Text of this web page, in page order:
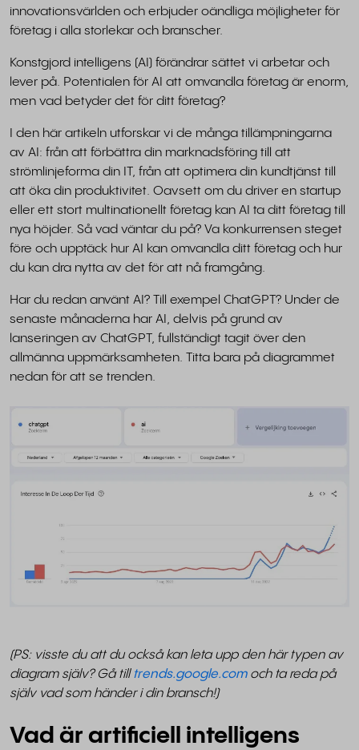
innovationsvärlden och erbjuder oändliga möjligheter för
företag i alla storlekar och branscher.
Konstgjord intelligens (AI) förändrar sättet vi arbetar och
lever på. Potentialen för AI att omvandla företag är enorm,
men vad betyder det för ditt företag?
I den här artikeln utforskar vi de många tillämpningarna
av AI: från att förbättra din marknadsföring till att
strömlinjeforma din IT, från att optimera din kundtjänst till
att öka din produktivitet. Oavsett om du driver en startup
eller ett stort multinationellt företag kan AI ta ditt företag till
nya höjder. Så vad väntar du på? Va konkurrensen steget
före och upptäck hur AI kan omvandla ditt företag och hur
du kan dra nytta av det för att nå framgång.
Har du redan använt AI? Till exempel ChatGPT? Under de
senaste månaderna har AI, delvis på grund av
lanseringen av ChatGPT, fullständigt tagit över den
allmänna uppmärksamheten. Titta bara på diagrammet
nedan för att se trenden.
(PS: visste du att du också kan leta upp den här typen av
diagram själv? Gå tilltrends.google.comoch ta reda på
själv vad som händer i din bransch!)
Vad är artificiell intelligens